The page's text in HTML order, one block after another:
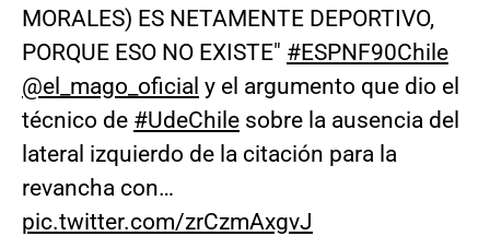
MORALES) ES NETAMENTE DEPORTIVO,
PORQUE ESO NO EXISTE" #ESPNF90Chile
@el_mago_oficial y el argumento que dio el
técnico de #UdeChile sobre la ausencia del
lateral izquierdo de la citación para la
revancha con…
pic.twitter.com/zrCzmAxgvJ